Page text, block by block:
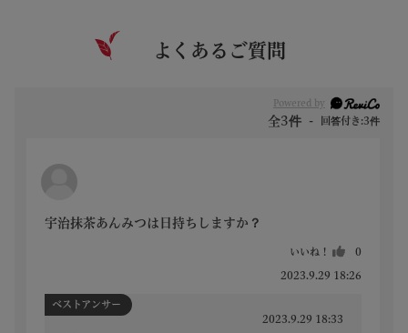
よくあるご質問
Powered by
全3件 回答付き:3件
宇治抹茶あんみつは日持ちしますか？
いいね！ 0
2023.9.29 18:26
2023.9.29 18:33
ベストアンサー